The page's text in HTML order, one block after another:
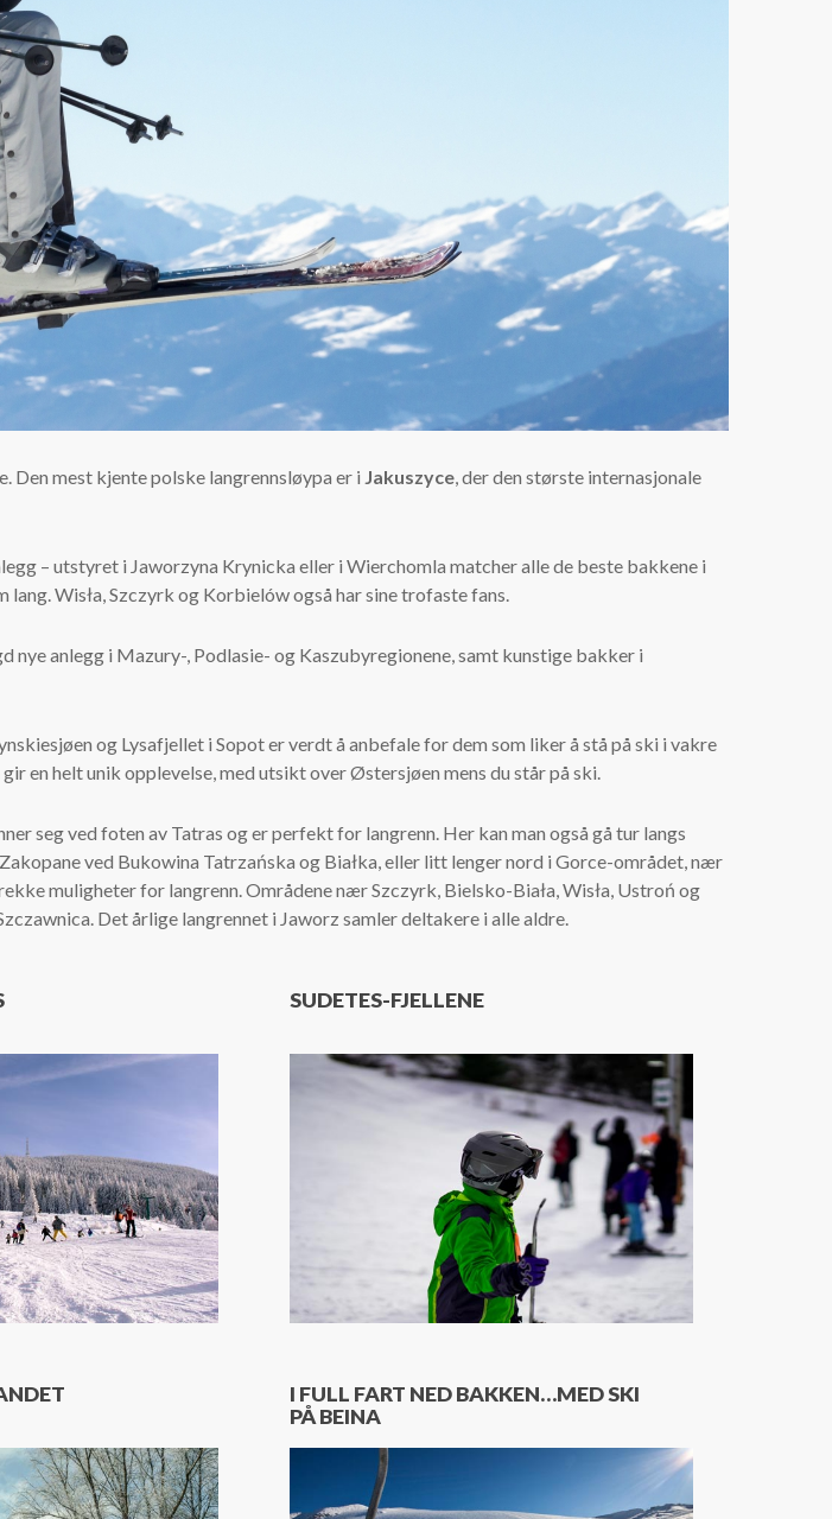
Den mest kjente polske langrennsløypa er i Jakuszyce, der den største internasjonale
– utstyret i Jaworzyna Krynicka eller i Wierchomla matcher alle de beste bakkene i
Wisła, Szczyrk og Korbielów også har sine trofaste fans.
anlegg i Mazury-, Podlasie- og Kaszubyregionene, samt kunstige bakker i
og Lysafjellet i Sopot er verdt å anbefale for dem som liker å stå på ski i vakre
en helt unik opplevelse, med utsikt over Østersjøen mens du står på ski.
seg ved foten av Tatras og er perfekt for langrenn. Her kan man også gå tur langs
ved Bukowina Tatrzańska og Białka, eller litt lenger nord i Gorce-området, nær
muligheter for langrenn. Områdene nær Szczyrk, Bielsko-Biała, Wisła, Ustroń og
Det årlige langrennet i Jaworz samler deltakere i alle aldre.
SUDETES-FJELLENE
I FULL FART NED BAKKEN…MED SKI
PÅ BEINA